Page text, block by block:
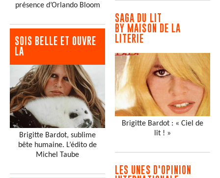
présence d’Orlando Bloom
SOIS BELLE ET OUVRE
LA
Brigitte Bardot, sublime
bête humaine. L’édito de
Michel Taube
SAGA DU LIT
BY MAISON DE LA
LITERIE
Brigitte Bardot : « Ciel de
lit ! »
LES UNES D'OPINION